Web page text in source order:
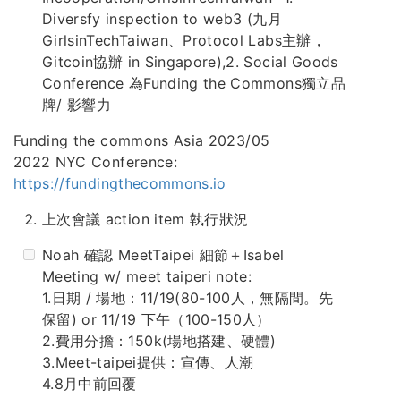
Diversfy inspection to web3 (九月
GirlsinTechTaiwan、Protocol Labs主辦，
Gitcoin協辦 in Singapore),2. Social Goods
Conference 為Funding the Commons獨立品
牌/ 影響力
Funding the commons Asia 2023/05
2022 NYC Conference:
https://fundingthecommons.io
上次會議 action item 執行狀況
Noah 確認 MeetTaipei 細節＋Isabel
Meeting w/ meet taiperi note:
1.日期 / 場地：11/19(80-100人，無隔間。先
保留) or 11/19 下午（100-150人）
2.費用分擔：150k(場地搭建、硬體)
3.Meet-taipei提供：宣傳、人潮
4.8月中前回覆